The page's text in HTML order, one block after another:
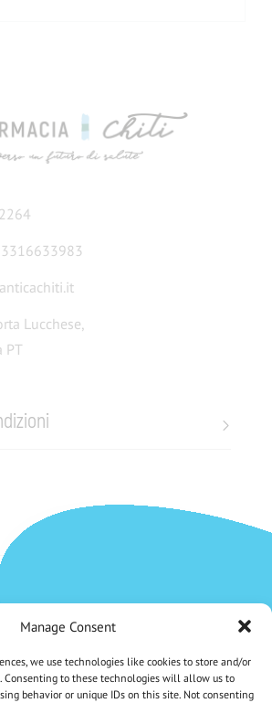
Manage Consent
we use technologies like cookies to store and/or
Consenting to these technologies will allow us to
behavior or unique IDs on this site. Not consenting
Lucchese,
PT